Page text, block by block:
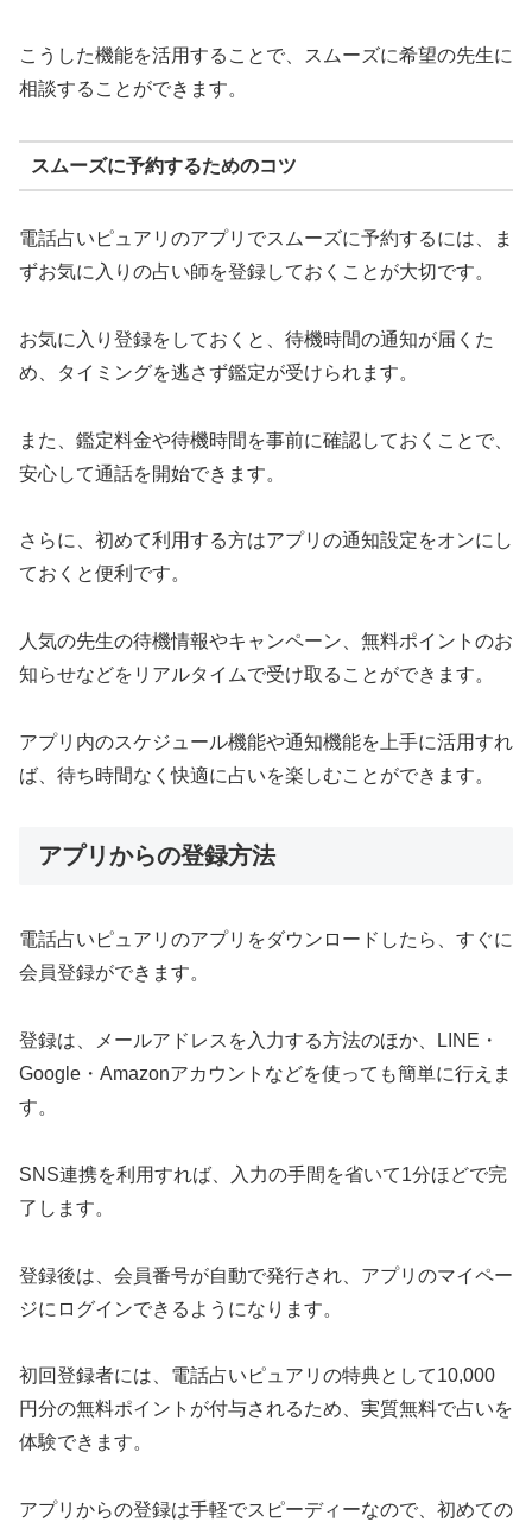
こうした機能を活用することで、スムーズに希望の先生に
相談することができます。
スムーズに予約するためのコツ
電話占いピュアリのアプリでスムーズに予約するには、ま
ずお気に入りの占い師を登録しておくことが大切です。
お気に入り登録をしておくと、待機時間の通知が届くた
め、タイミングを逃さず鑑定が受けられます。
また、鑑定料金や待機時間を事前に確認しておくことで、
安心して通話を開始できます。
さらに、初めて利用する方はアプリの通知設定をオンにし
ておくと便利です。
人気の先生の待機情報やキャンペーン、無料ポイントのお
知らせなどをリアルタイムで受け取ることができます。
アプリ内のスケジュール機能や通知機能を上手に活用すれ
ば、待ち時間なく快適に占いを楽しむことができます。
アプリからの登録方法
電話占いピュアリのアプリをダウンロードしたら、すぐに
会員登録ができます。
登録は、メールアドレスを入力する方法のほか、LINE・
Google・Amazonアカウントなどを使っても簡単に行えま
す。
SNS連携を利用すれば、入力の手間を省いて1分ほどで完
了します。
登録後は、会員番号が自動で発行され、アプリのマイペー
ジにログインできるようになります。
初回登録者には、電話占いピュアリの特典として10,000
円分の無料ポイントが付与されるため、実質無料で占いを
体験できます。
アプリからの登録は手軽でスピーディーなので、初めての